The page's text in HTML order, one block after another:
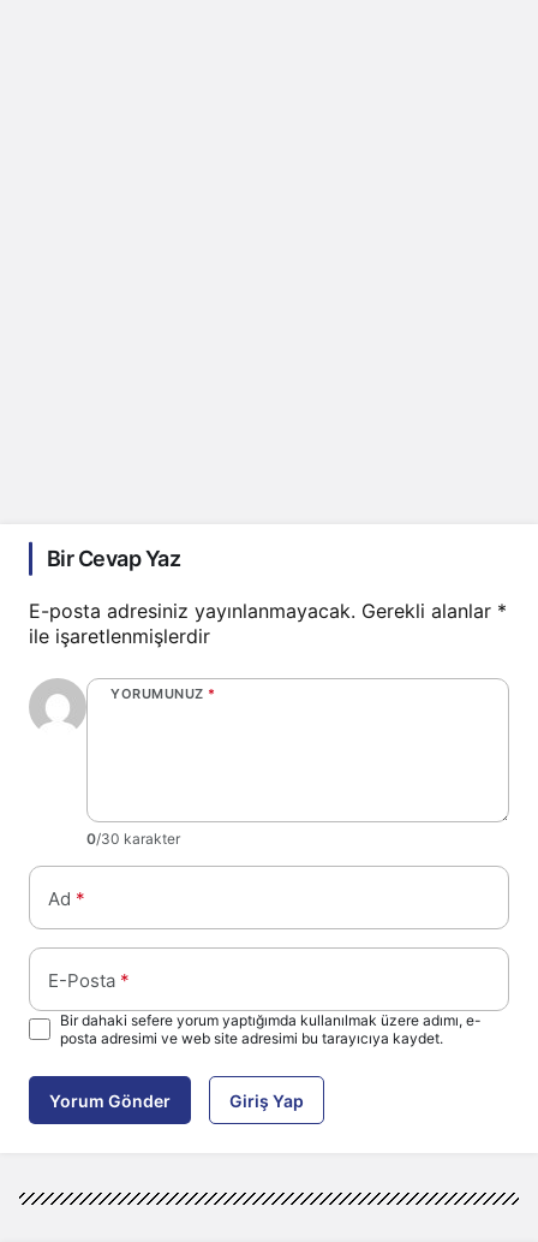
Bir Cevap Yaz
E-posta adresiniz yayınlanmayacak. Gerekli alanlar *
ile işaretlenmişlerdir
YORUMUNUZ *
0/30 karakter
Ad *
E-Posta *
Bir dahaki sefere yorum yaptığımda kullanılmak üzere adımı, e-
posta adresimi ve web site adresimi bu tarayıcıya kaydet.
Yorum Gönder Giriş Yap